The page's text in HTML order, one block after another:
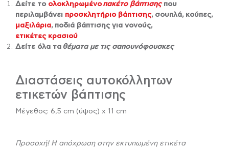
Δείτε το ολοκληρωμένοπακέτο βάπτισηςπου
περιλαμβάνει προσκλητήριο βάπτισης, σουπλά, κούπες,
μαξιλάρια, ποδιά βάπτισης για νονούς,
ετικέτες κρασιού
Δείτε όλα τα θέματα με τις σαπουνόφουσκες
Διαστάσεις αυτοκόλλητων
ετικετών βάπτισης
Μέγεθος: 6,5 cm (ύψος) x 11 cm
Προσοχή! Η απόχρωση στην εκτυπωμένη ετικέτα